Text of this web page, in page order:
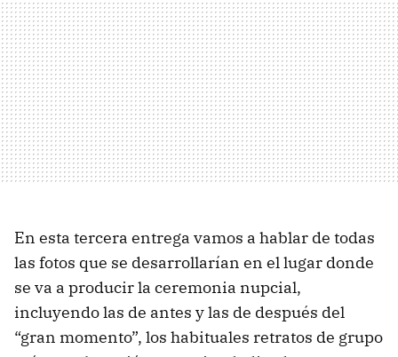
En esta tercera entrega vamos a hablar de todas
las fotos que se desarrollarían en el lugar donde
se va a producir la ceremonia nupcial,
incluyendo las de antes y las de después del
“gran momento”, los habituales retratos de grupo